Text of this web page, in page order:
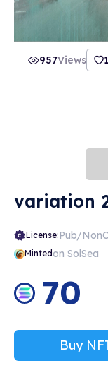
957Views 1
variation
License:Pub/
Mintedon SolSea
70
Buy